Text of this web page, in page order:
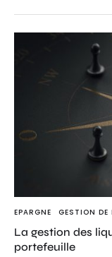
EPARGNE GESTION DE
La gestion des
portefeuille